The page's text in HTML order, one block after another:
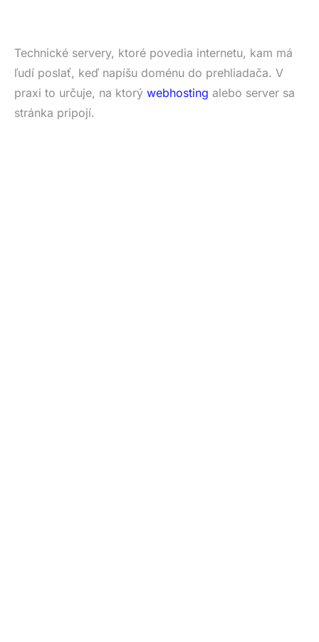
Technické servery, ktoré povedia internetu, kam má
ľudí poslať, keď napíšu doménu do prehliadača. V
praxi to určuje, na ktorý webhosting alebo server sa
stránka pripojí.